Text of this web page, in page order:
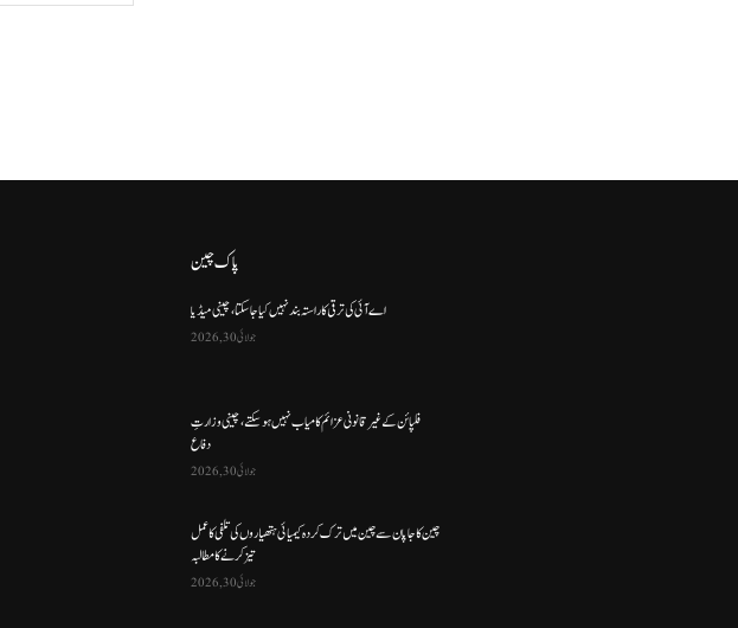
پاک چین
اے آئی کی ترقی کا راستہ بند نہیں کیا جا سکتا، چینی میڈیا
جولائی 30, 2026
فلپائن کے غیر قانونی عزائم کامیاب نہیں ہو سکتے ، چینی وزارتِ
دفاع
جولائی 30, 2026
چین کا جاپان سے چین میں ترک کردہ کیمیائی ہتھیاروں کی تلفی کا عمل
تیز کرنے کا مطالبہ
جولائی 30, 2026